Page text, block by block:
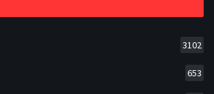
3102
653